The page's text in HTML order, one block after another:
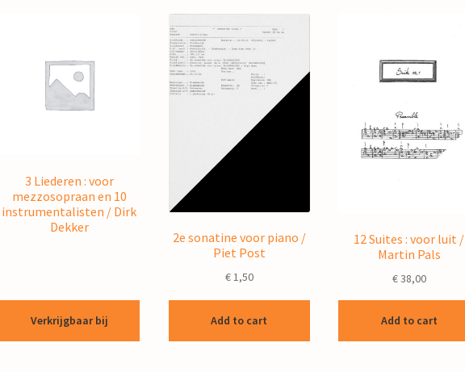
3 Liederen : voor
mezzosopraan en 10
instrumentalisten / Dirk
Dekker
Verkrijgbaar bij
2e sonatine voor piano /
Piet Post
€1,50
Add to cart
12 Suites : voor luit /
Martin Pals
€38,00
Add to cart